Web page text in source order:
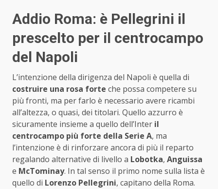
Addio Roma: è Pellegrini il
prescelto per il centrocampo
del Napoli
L’intenzione della dirigenza del Napoli è quella di
costruire una rosa forte che possa competere su
più fronti, ma per farlo è necessario avere ricambi
all’altezza, o quasi, dei titolari. Quello azzurro è
sicuramente insieme a quello dell’Inter il
centrocampo più forte della Serie A, ma
l’intenzione è di rinforzare ancora di più il reparto
regalando alternative di livello a Lobotka, Anguissa
e McTominay. In tal senso il primo nome sulla lista è
quello di Lorenzo Pellegrini, capitano della Roma.